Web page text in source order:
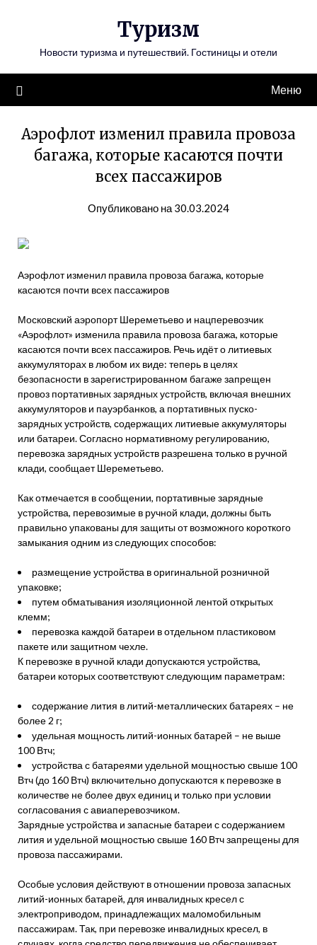
Туризм
Новости туризма и путешествий. Гостиницы и отели
Меню
Аэрофлот изменил правила провоза
багажа, которые касаются почти
всех пассажиров
Опубликовано на 30.03.2024
Аэрофлот изменил правила провоза багажа, которые
касаются почти всех пассажиров
Московский аэропорт Шереметьево и нацперевозчик
«Аэрофлот» изменила правила провоза багажа, которые
касаются почти всех пассажиров. Речь идёт о литиевых
аккумуляторах в любом их виде: теперь в целях
безопасности в зарегистрированном багаже запрещен
провоз портативных зарядных устройств, включая внешних
аккумуляторов и пауэрбанков, а портативных пуско-
зарядных устройств, содержащих литиевые аккумуляторы
или батареи. Согласно нормативному регулированию,
перевозка зарядных устройств разрешена только в ручной
клади, сообщает Шереметьево.
Как отмечается в сообщении, портативные зарядные
устройства, перевозимые в ручной клади, должны быть
правильно упакованы для защиты от возможного короткого
замыкания одним из следующих способов:
размещение устройства в оригинальной розничной
упаковке;
путем обматывания изоляционной лентой открытых
клемм;
перевозка каждой батареи в отдельном пластиковом
пакете или защитном чехле.
К перевозке в ручной клади допускаются устройства,
батареи которых соответствуют следующим параметрам:
содержание лития в литий-металлических батареях – не
более 2 г;
удельная мощность литий-ионных батарей – не выше
100 Втч;
устройства с батареями удельной мощностью свыше 100
Втч (до 160 Втч) включительно допускаются к перевозке в
количестве не более двух единиц и только при условии
согласования с авиаперевозчиком.
Зарядные устройства и запасные батареи с содержанием
лития и удельной мощностью свыше 160 Втч запрещены для
провоза пассажирами.
Особые условия действуют в отношении провоза запасных
литий-ионных батарей, для инвалидных кресел с
электроприводом, принадлежащих маломобильным
пассажирам. Так, при перевозке инвалидных кресел, в